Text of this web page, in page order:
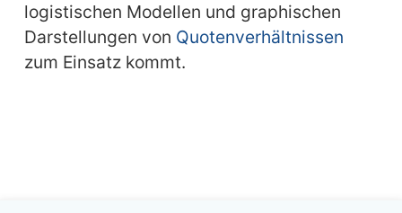
logistischen Modellen und graphischen
Darstellungen von Quotenverhältnissen
zum Einsatz kommt.